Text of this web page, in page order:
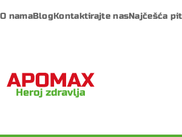
O namaBlogKontaktirajte nasNajčešća